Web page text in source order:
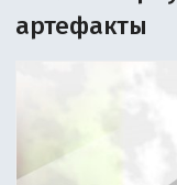
артефакты